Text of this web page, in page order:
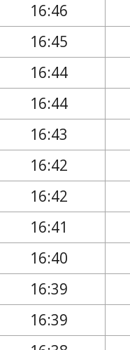
16:46
16:45
16:44
16:44
16:43
16:42
16:42
16:41
16:40
16:39
16:39